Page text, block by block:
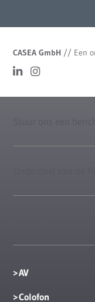
CASEA GmbH // Een
AV
Colofon